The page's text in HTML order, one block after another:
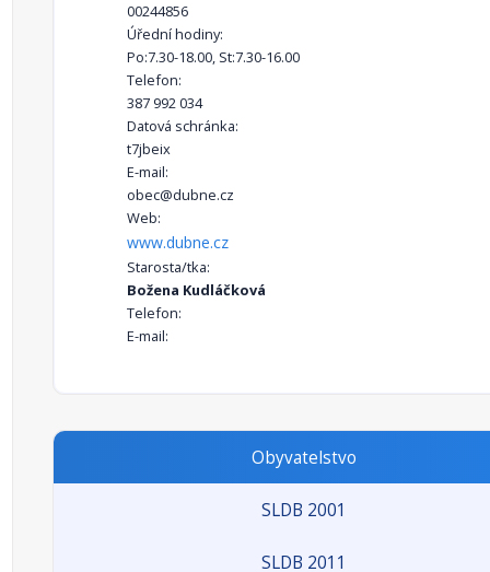
00244856
Úřední hodiny:
Po:7.30-18.00, St:7.30-16.00
Telefon:
387 992 034
Datová schránka:
t7jbeix
E-mail:
obec@dubne.cz
Web:
www.dubne.cz
Starosta/tka:
Božena Kudláčková
Telefon:
E-mail:
Obyvatelstvo
SLDB 2001
SLDB 2011